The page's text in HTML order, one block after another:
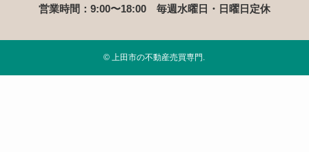
営業時間：9:00〜18:00 毎週水曜日・日曜日定休
© 上田市の不動産売買専門.